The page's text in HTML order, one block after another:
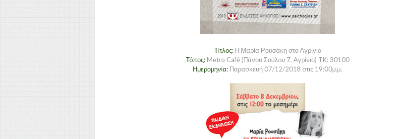
Τίτλος: Η Μαρία Ρουσάκη στο Αγρίνιο
Τόπος:Metro Café (Πάνου Σούλου 7, Aγρίνιο) TK: 30100
Ημερομηνία: Παρασκευή 07/12/2018 στις 19:00μ.μ.